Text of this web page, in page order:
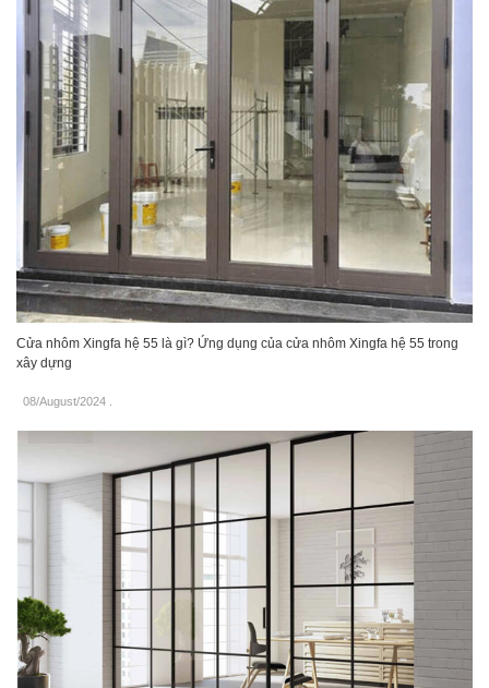
Cửa nhôm Xingfa hệ 55 là gì? Ứng dụng của cửa nhôm Xingfa hệ 55 trong
xây dựng
08/August/2024